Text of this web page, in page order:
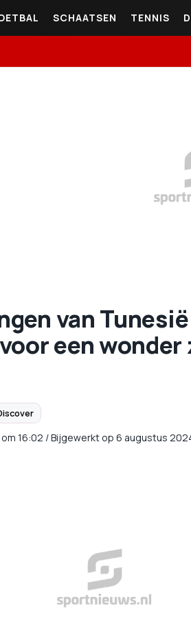
SCHAATSEN TENNIS
van
een wonder
om 16:02 /Bijgewerkt op 6 augustus